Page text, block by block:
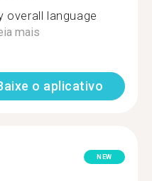
overall language
mais
o aplicativo
NEW